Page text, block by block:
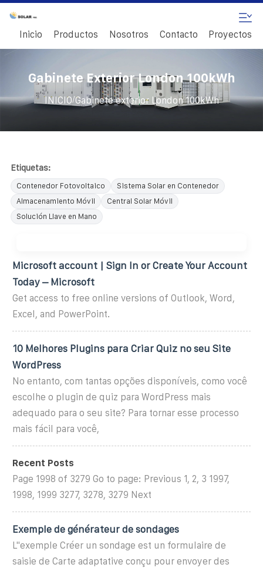
Inicio Productos Nosotros Contacto Proyectos
Gabinete Exterior London 100kWh
INICIO/Gabinete exterior London 100kWh
Etiquetas:
Contenedor Fotovoltaico
Sistema Solar en Contenedor
Almacenamiento Móvil
Central Solar Móvil
Solución Llave en Mano
Microsoft account | Sign In or Create Your Account
Today – Microsoft
Get access to free online versions of Outlook, Word,
Excel, and PowerPoint.
10 Melhores Plugins para Criar Quiz no seu Site
WordPress
No entanto, com tantas opções disponíveis, como você
escolhe o plugin de quiz para WordPress mais
adequado para o seu site? Para tornar esse processo
mais fácil para você,
Recent Posts
Page 1998 of 3279 Go to page: Previous 1, 2, 3 1997,
1998, 1999 3277, 3278, 3279 Next
Exemple de générateur de sondages
L''exemple Créer un sondage est un formulaire de
saisie de Carte adaptative conçu pour envoyer des